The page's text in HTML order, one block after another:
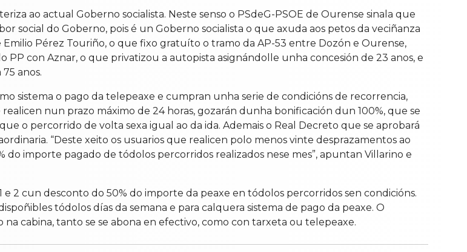
ao actual Goberno socialista. Neste senso o PSdeG-PSOE de Ourense sinala que
social do Goberno, pois é un Goberno socialista o que axuda aos petos da veciñanza
Pérez Touriño, o que fixo gratuíto o tramo da AP-53 entre Dozón e Ourense,
con Aznar, o que privatizou a autopista asignándolle unha concesión de 23 anos, e
anos.
sistema o pago da telepeaxe e cumpran unha serie de condicións de recorrencia,
nun prazo máximo de 24 horas, gozarán dunha bonificación dun 100%, que se
o percorrido de volta sexa igual ao da ida. Ademais o Real Decreto que se aprobará
“Deste xeito os usuarios que realicen polo menos vinte desprazamentos ao
importe pagado de tódolos percorridos realizados nese mes”, apuntan Villarino e
2 cun desconto do 50% do importe da peaxe en tódolos percorridos sen condicións.
tódolos días da semana e para calquera sistema de pago da peaxe. O
cabina, tanto se se abona en efectivo, como con tarxeta ou telepeaxe.